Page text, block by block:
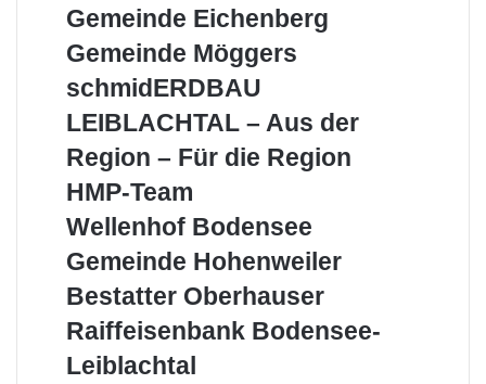
vom
Gemeinde
Gemeinde Eichenberg
Gemeinde
Gemeinde Möggers
schmidERDBAU
–
Aus
Region
–
Für
die
Region
schmidERDBAU
LEIBLACHTAL – Aus der
Region – Für die Region
HMP-
HMP-Team
Wellenhof
Wellenhof Bodensee
Gemeinde
Gemeinde Hohenweiler
Bestatter
Bestatter Oberhauser
Raiffeisenbank
Leiblachtal
Raiffeisenbank Bodensee-
Leiblachtal